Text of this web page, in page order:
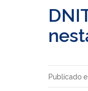
Publicado